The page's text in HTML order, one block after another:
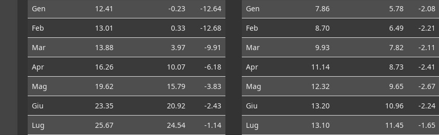
Gen 12.41 -0.23
-12.64
Feb
13.01 0.33
-12.68
Mar
13.88 3.97
-9.91
Apr
16.26 10.07
-6.18
Mag
19.62 15.79
-3.83
Giu
23.35 20.92
-2.43
Lug
25.67 24.54
-1.14
Gen 7.86 5.78
-2.08
Feb
8.70 6.49
-2.21
Mar
9.93 7.82
-2.11
Apr
11.14 8.73
-2.41
Mag
12.32 9.65
-2.67
Giu
13.20 10.96
-2.24
Lug
13.10 11.45
-1.65